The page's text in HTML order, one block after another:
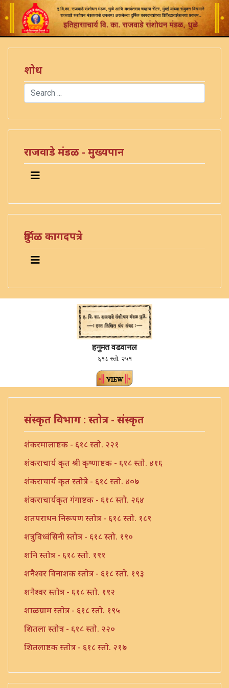
शोध
Search
राजवाडे मंडळ - मुख्यपान
दुर्मिळ कागदपत्रे
हनुमत वडवानल
६१८ स्तो. २५१
संस्कृत विभाग : स्तोत्र - संस्कृत
शंकरमालाष्टक - ६१८ स्तो. २२१
शंकराचार्य कृत श्री कृष्णाष्टक - ६१८ स्तो. ४१६
शंकराचार्य कृत स्तोत्रे - ६१८ स्तो. ४०७
शंकराचार्यकृत गंगाष्टक - ६१८ स्तो. २६४
शतपराधन निरूपण स्तोत्र - ६१८ स्तो. १८९
शत्रुविध्वंसिनी स्तोत्र - ६१८ स्तो. १९०
शनि स्तोत्र - ६१८ स्तो. १९१
शनैश्वर विनाशक स्तोत्र - ६१८ स्तो. १९३
शनैश्वर स्तोत्र - ६१८ स्तो. १९२
शाळग्राम स्तोत्र - ६१८ स्तो. १९५
शितला स्तोत्र - ६१८ स्तो. २२०
शितलाष्टक स्तोत्र - ६१८ स्तो. २१७
शिव नामावली - ६१८ स्तो. ३९०